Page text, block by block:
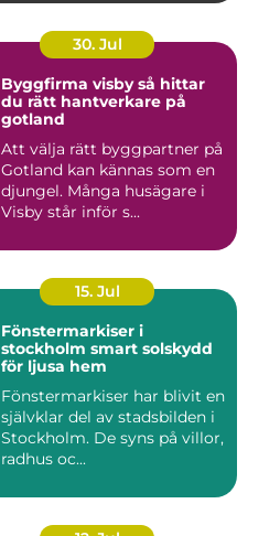
30. Jul
Byggfirma visby så hittar
du rätt hantverkare på
gotland
Att välja rätt byggpartner på
Gotland kan kännas som en
djungel. Många husägare i
Visby står inför s...
15. Jul
Fönstermarkiser i
stockholm smart solskydd
för ljusa hem
Fönstermarkiser har blivit en
självklar del av stadsbilden i
Stockholm. De syns på villor,
radhus oc...